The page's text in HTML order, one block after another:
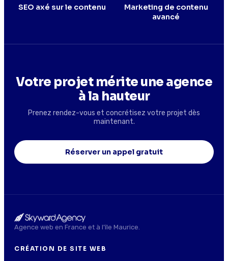
SEO axé sur le contenu
Marketing de contenu
avancé
Votre projet mérite une agence
à la hauteur
Prenez rendez-vous et concrétisez votre projet dès
maintenant.
Réserver un appel gratuit
Agence web en France et à l'île Maurice.
CRÉATION DE SITE WEB